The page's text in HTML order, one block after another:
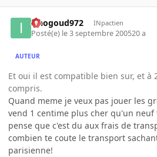
iznogoud972 INpactien
Posté(e) le 3 septembre 200520 a
AUTEUR
Et oui il est compatible bien sur, et à
compris.
Quand meme je veux pas jouer les
vend 1 centime plus cher qu'un neuf
pense que c'est du aux frais de
combien te coute le transport
parisienne!